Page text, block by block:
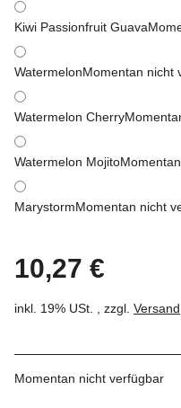
Kiwi Passionfruit Guava
WatermelonMomentan nicht
Watermelon Cherry
Watermelon Mojito
MarystormMomentan nicht
10,27 €
inkl. 19% USt. , zzgl. Versand
Momentan nicht verfügbar